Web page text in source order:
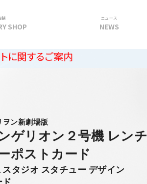
舗
SHOP
ニュース
NEWS
内
ン新劇場版
ゲリオン２号機 レンチ
ポストカード
スタジオ スタチュー デザイン